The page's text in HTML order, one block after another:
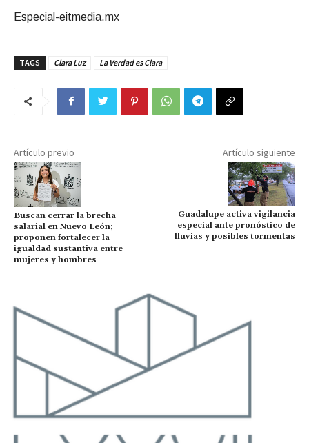
Especial-eitmedia.mx
TAGS Clara Luz La Verdad es Clara
Artículo previo
Buscan cerrar la brecha
salarial en Nuevo León;
proponen fortalecer la
igualdad sustantiva entre
mujeres y hombres
Artículo siguiente
Guadalupe activa vigilancia
especial ante pronóstico de
lluvias y posibles tormentas